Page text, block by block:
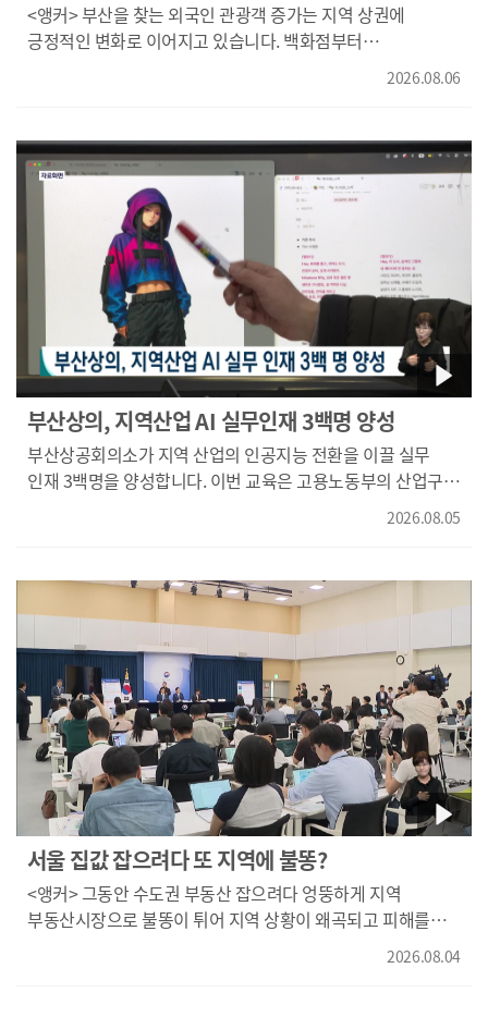
<앵커> 부산을 찾는 외국인 관광객 증가는 지역 상권에
긍정적인 변화로 이어지고 있습니다. 백화점부터
골목상권까지 실제로 외국인 소비가 크게 확대된 것으로
점심시간 인근 식당가에서도 외국인들의 모습을 쉽게 볼 수
있습니다. 외국인들이 나온 음식과 함께 인증샷을 남기는
모습도 익숙한 모습입니다. {김영희/닭갈비 전문점
매니저/"손님이 많아요. 관광객들도 많이 오고 크루즈가
들어오면 낮에도 좀 바빠요."} 외국인 방문객이 늘면서 영어와
중국어, 러시아어 메뉴판까지 마련했습니다. {이얀/
대만관광객/"(부산은)아름다운 경치도 즐길 수 있고 음식도
있어서 모두 놀 수 있고 즐거워요,,"} 올해 상반기 부산을
방문한 외국인은 242만 명을 넘어서며, 지난해 같은 기간보다
43.9% 증가했습니다. 관광객들의 씀씀이도 커졌습니다.
관광객 지출액은 5천9백억 원으로 63% 늘어 전국 평균 증가율
보다 높습니다. 외국인 소비 증가는 대형 유통시설에서도
나타났습니다. 올해 1월부터 7월까지 롯데백화점 부산본점의
외국인 매출은 지난해보다 160%, 동부산점은 180%
신세계 센텀시티점도 상반기 외국인 매출이 지난해보다 230%
늘어, 서울 명동 본점 증가율을 웃돌았습니다. 또한 K-뷰티
붐을 타고 서면 메디컬스트리트와 미용실, 메이크업 전문점
등에도 많은 외국인이 몰리며 지역 경제에 활력을 불어놓고
있습니다. {남정호/부산상공회의소 조사연구팀 과장/"지역
소상공인들의 매출 회복과 서비스업 고용 안정으로 이어져서
지역경제 전반의 활력에 도움이 될 것으로 보고 있습니다."}
"늘어나는 외국인 관광객의 소비가 지역 상권 전반으로
이어지도록 관광과 쇼핑을 연계하는 전략이 필요해 보입니다.
KNN 김동환입니다." 영상취재 황태철
2026.08.06
부산상의, 지역산업 AI 실무인재 3백명 양성
부산상공회의소가 지역 산업의 인공지능 전환을 이끌 실무
인재 3백명을 양성합니다. 이번 교육은 고용노동부의 산업구조
변화 대응 특화훈련 사업으로, AI를 활용한 영상 콘텐츠 제작과
신청할 수 있습니다.
2026.08.05
서울 집값 잡으려다 또 지역에 불똥?
<앵커> 그동안 수도권 부동산 잡으려다 엉뚱하게 지역
부동산시장으로 불똥이 튀어 지역 상황이 왜곡되고 피해를
현실과는 동떨어진 정부의 보유세 강화 개편안이 오히려 지역
2026.08.04